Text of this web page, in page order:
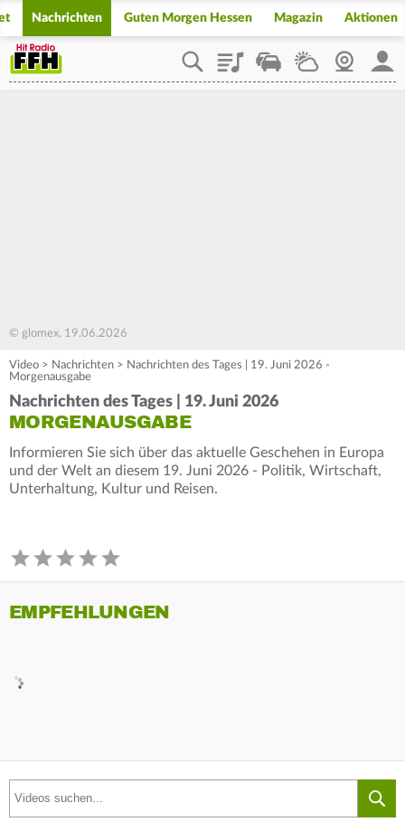
Nachrichten Guten Morgen Hessen Magazin Aktionen
PlaylistStaupilotWetterWebcam
© glomex, 19.06.2026
Video > Nachrichten > Nachrichten des Tages | 19. Juni 2026 -
Morgenausgabe
Nachrichten des Tages | 19. Juni 2026
MORGENAUSGABE
Informieren Sie sich über das aktuelle Geschehen in Europa
und der Welt an diesem 19. Juni 2026 - Politik, Wirtschaft,
Unterhaltung, Kultur und Reisen.
EMPFEHLUNGEN